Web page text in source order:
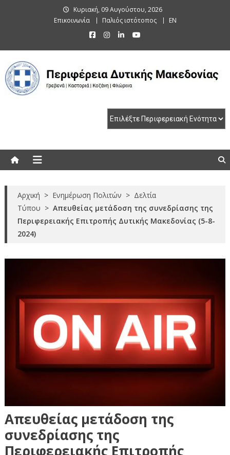
Κυριακή, 09 Αυγούστου, 2026
Επικοινωνία
Παλιός ιστότοπος EN
Αρχική > Ενημέρωση Πολιτών > Δελτία
Τύπου > Απευθείας μετάδοση της συνεδρίασης της
Περιφερειακής Επιτροπής Δυτικής Μακεδονίας (5-8-
2024)
Απευθείας μετάδοση της
συνεδρίασης της
Περιφερειακής Επιτροπής